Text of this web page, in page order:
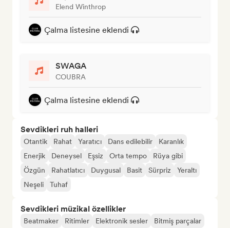
Elend Winthrop
Çalma listesine eklendi
SWAGA
COUBRA
Çalma listesine eklendi
Sevdikleri ruh halleri
Otantik Rahat Yaratıcı Dans edilebilir
Karanlık
Enerjik
Deneysel Eşsiz Orta tempo
Rüya gibi
Özgün
Rahatlatıcı Duygusal Basit Sürpriz
Yeraltı
Neşeli
Tuhaf
Sevdikleri müzikal özellikler
Beatmaker Ritimler Elektronik sesler Bitmiş parçalar